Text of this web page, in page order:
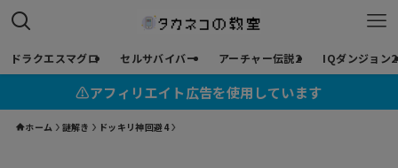
ドラクエスマグロ セルサバイバー アーチャー伝説2 IQダンジョン2
⚠︎アフィリエイト広告を使用しています
ホーム 謎解き ドッキリ神回避4